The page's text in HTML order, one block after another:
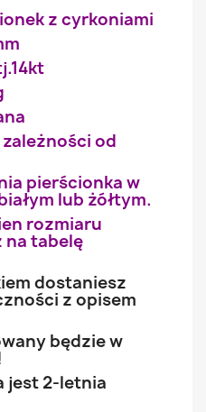
z cyrkoniami
od
pierścionka w
lub żółtym.
rozmiaru
na tabelę
dostaniesz
z opisem
będzie w
jest 2-letnia